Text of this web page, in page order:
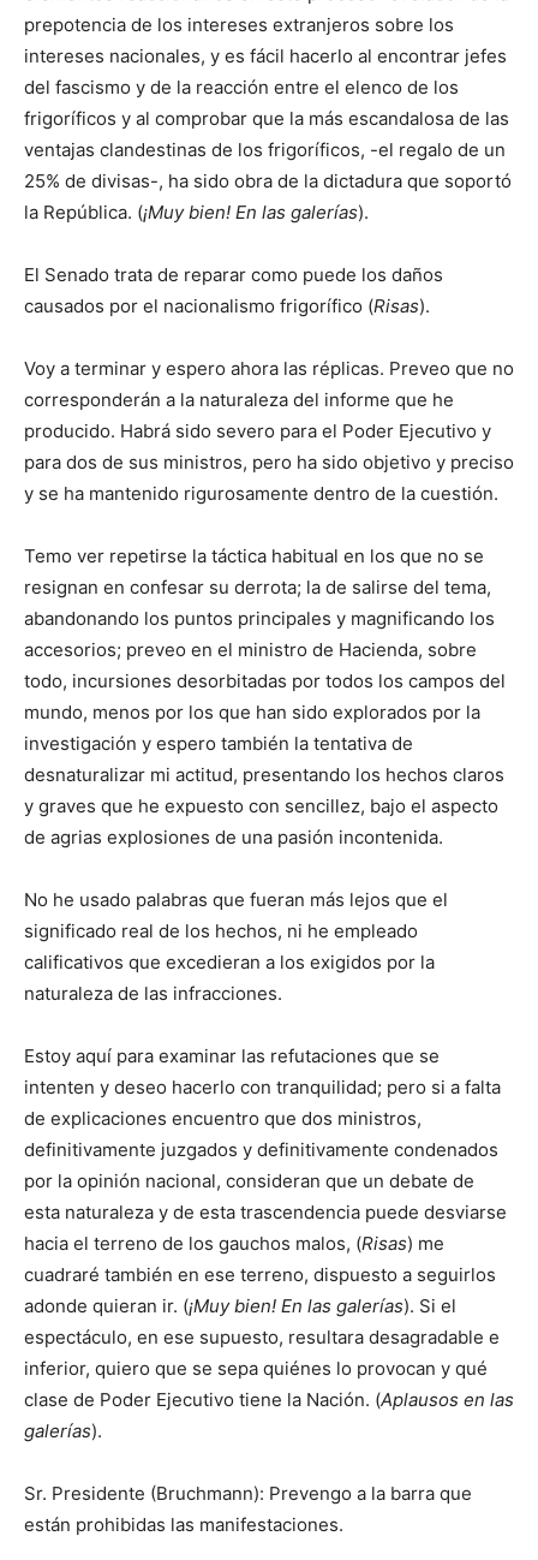
prepotencia de los intereses extranjeros sobre los
intereses nacionales, y es fácil hacerlo al encontrar jefes
del fascismo y de la reacción entre el elenco de los
frigoríficos y al comprobar que la más escandalosa de las
ventajas clandestinas de los frigoríficos, -el regalo de un
25% de divisas-, ha sido obra de la dictadura que soportó
la República. (¡Muy bien! En las galerías).
El Senado trata de reparar como puede los daños
causados por el nacionalismo frigorífico (Risas).
Voy a terminar y espero ahora las réplicas. Preveo que no
corresponderán a la naturaleza del informe que he
producido. Habrá sido severo para el Poder Ejecutivo y
para dos de sus ministros, pero ha sido objetivo y preciso
y se ha mantenido rigurosamente dentro de la cuestión.
Temo ver repetirse la táctica habitual en los que no se
resignan en confesar su derrota; la de salirse del tema,
abandonando los puntos principales y magnificando los
accesorios; preveo en el ministro de Hacienda, sobre
todo, incursiones desorbitadas por todos los campos del
mundo, menos por los que han sido explorados por la
investigación y espero también la tentativa de
desnaturalizar mi actitud, presentando los hechos claros
y graves que he expuesto con sencillez, bajo el aspecto
de agrias explosiones de una pasión incontenida.
No he usado palabras que fueran más lejos que el
significado real de los hechos, ni he empleado
calificativos que excedieran a los exigidos por la
naturaleza de las infracciones.
Estoy aquí para examinar las refutaciones que se
intenten y deseo hacerlo con tranquilidad; pero si a falta
de explicaciones encuentro que dos ministros,
definitivamente juzgados y definitivamente condenados
por la opinión nacional, consideran que un debate de
esta naturaleza y de esta trascendencia puede desviarse
hacia el terreno de los gauchos malos, (Risas) me
cuadraré también en ese terreno, dispuesto a seguirlos
adonde quieran ir. (¡Muy bien! En las galerías). Si el
espectáculo, en ese supuesto, resultara desagradable e
inferior, quiero que se sepa quiénes lo provocan y qué
clase de Poder Ejecutivo tiene la Nación. (Aplausos en las
galerías).
Sr. Presidente (Bruchmann): Prevengo a la barra que
están prohibidas las manifestaciones.